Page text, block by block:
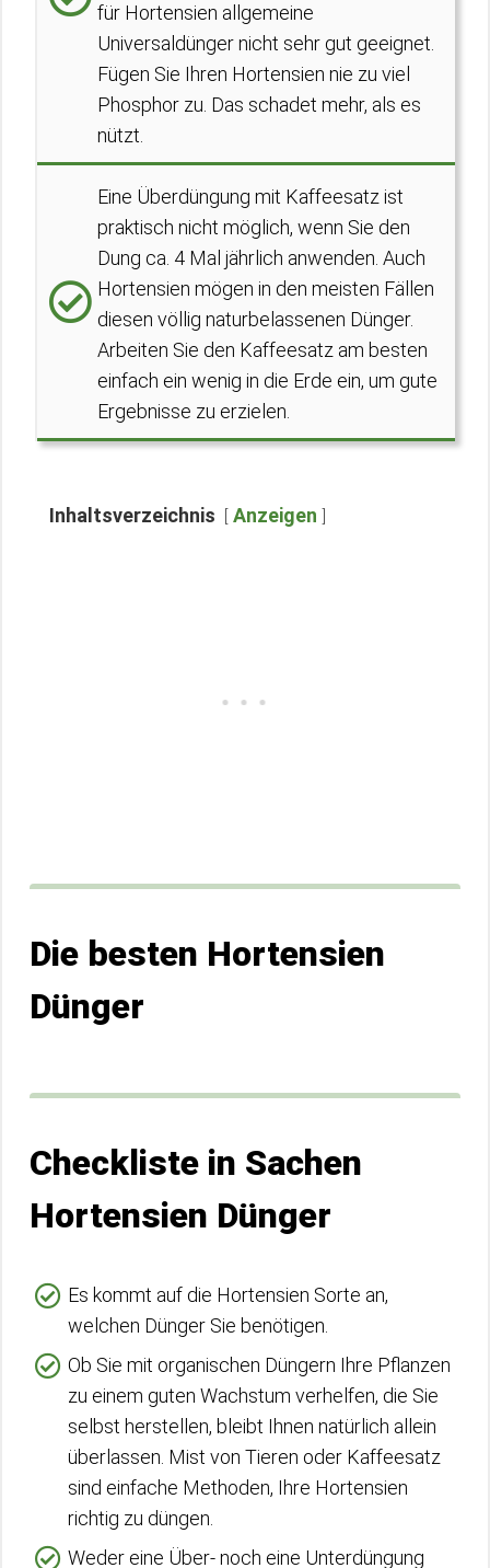
für Hortensien allgemeine
Universaldünger nicht sehr gut geeignet.
Fügen Sie Ihren Hortensien nie zu viel
Phosphor zu. Das schadet mehr, als es
nützt.
Eine Überdüngung mit Kaffeesatz ist
praktisch nicht möglich, wenn Sie den
Dung ca. 4 Mal jährlich anwenden. Auch
Hortensien mögen in den meisten Fällen
diesen völlig naturbelassenen Dünger.
Arbeiten Sie den Kaffeesatz am besten
einfach ein wenig in die Erde ein, um gute
Ergebnisse zu erzielen.
Inhaltsverzeichnis Anzeigen
Die besten Hortensien
Dünger
Checkliste in Sachen
Hortensien Dünger
Es kommt auf die Hortensien Sorte an,
welchen Dünger Sie benötigen.
Ob Sie mit organischen Düngern Ihre Pflanzen
zu einem guten Wachstum verhelfen, die Sie
selbst herstellen, bleibt Ihnen natürlich allein
überlassen. Mist von Tieren oder Kaffeesatz
sind einfache Methoden, Ihre Hortensien
richtig zu düngen.
Weder eine Über- noch eine Unterdüngung